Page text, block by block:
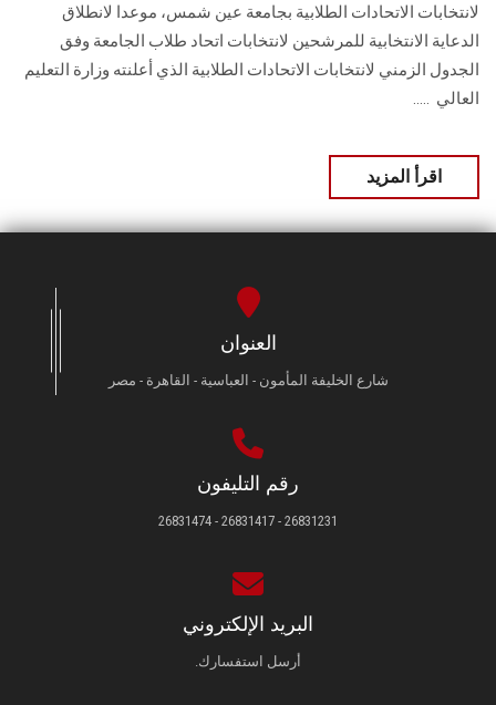
الزائـرون
لانتخابات الاتحادات ‏الطلابية بجامعة عين شمس، موعدا لانطلاق
الدعاية الانتخابية للمرشحين ‏لانتخابات اتحاد طلاب الجامعة وفق
الجدول الزمني لانتخابات الاتحادات الطلابية الذي أعلنته ‏وزارة التعليم
العالي ‎….. ‎
اقرأ المزيد
العنوان
شارع الخليفة المأمون - العباسية - القاهرة - مصر
رقم التليفون
26831231 - 26831417 - 26831474
البريد الإلكتروني
أرسل استفسارك.